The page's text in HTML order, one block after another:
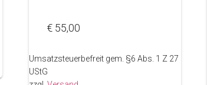
€55,00
Umsatzsteuerbefreit gem. §6 Abs. 1 Z 27
UStG